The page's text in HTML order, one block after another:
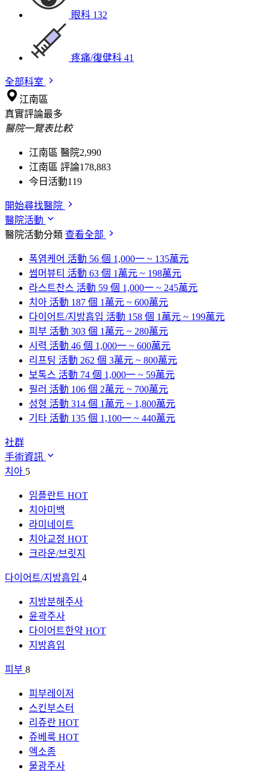
眼科 132
疼痛/復健科 41
全部科室
江南區
真實評論最多
醫院一覽表比較
江南區 醫院2,990
江南區 評論178,883
今日活動119
開始尋找醫院
醫院活動
醫院活動分類 查看全部
폭염케어 活動 56 個 1,000一 ~ 135萬元
썸머뷰티 活動 63 個 1萬元 ~ 198萬元
라스트찬스 活動 59 個 1,000一 ~ 245萬元
치아 活動 187 個 1萬元 ~ 600萬元
다이어트/지방흡입 活動 158 個 1萬元 ~ 199萬元
피부 活動 303 個 1萬元 ~ 280萬元
시력 活動 46 個 1,000一 ~ 600萬元
리프팅 活動 262 個 3萬元 ~ 800萬元
보톡스 活動 74 個 1,000一 ~ 59萬元
필러 活動 106 個 2萬元 ~ 700萬元
성형 活動 314 個 1萬元 ~ 1,800萬元
기타 活動 135 個 1,100一 ~ 440萬元
社群
手術資訊
치아 5
임플란트 HOT
치아미백
라미네이트
치아교정 HOT
크라운/브릿지
다이어트/지방흡입 4
지방분해주사
윤곽주사
다이어트한약 HOT
지방흡입
피부 8
피부레이저
스킨부스터
리쥬란 HOT
쥬베룩 HOT
엑소좀
물광주사